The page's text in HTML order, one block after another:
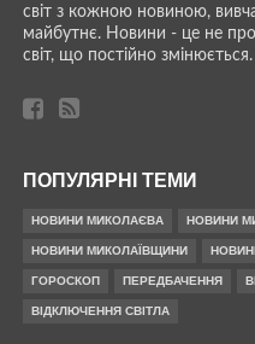
світ з кожною новиною,
майбутнє. Новини - це не
світ, що постійно змінюється.
ПОПУЛЯРНІ ТЕМИ
НОВИНИ МИКОЛАЄВА НОВИНИ
НОВИНИ МИКОЛАЇВЩИНИ
ГОРОСКОП ПЕРЕДБАЧЕННЯ
ВІДКЛЮЧЕННЯ СВІТЛА